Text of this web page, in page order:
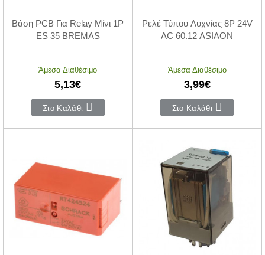
Βάση PCB Για Relay Μίνι 1P
ES 35 BREMAS
Άμεσα Διαθέσιμο
5,13€
Στο Καλάθι
Ρελέ Τύπου Λυχνίας 8P 24V
AC 60.12 ASIAON
Άμεσα Διαθέσιμο
3,99€
Στο Καλάθι